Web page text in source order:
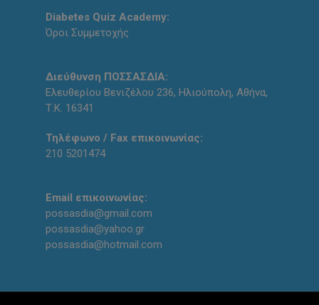
Diabetes Quiz Academy:
Όροι Συμμετοχής
Διεύθυνση ΠΟΣΣΑΣΔΙΑ:
Ελευθερίου Βενιζέλου 236, Ηλιούπολη, Αθήνα,
Τ.Κ. 16341
Τηλέφωνο / Fax επικοινωνίας:
210 5201474
Email επικοινωνίας:
possasdia@gmail.com
possasdia@yahoo.gr
possasdia@hotmail.com